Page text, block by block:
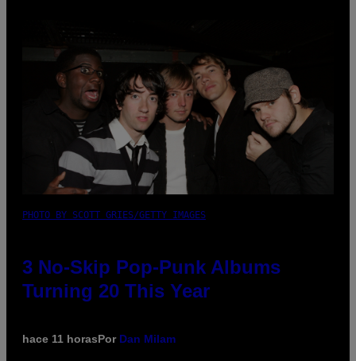
PHOTO BY SCOTT GRIES/GETTY IMAGES
3 No-Skip Pop-Punk Albums
Turning 20 This Year
hace 11 horasPor Dan Milam